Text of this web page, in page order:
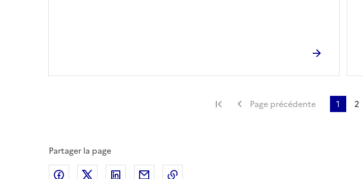
Première page
Page précédente 1 2
Partager la page
Partager sur Facebook
Partager sur XPartager sur LinkedIn
Partager par email